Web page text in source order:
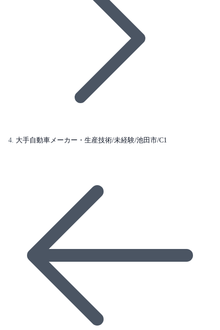
大手自動車メーカー・生産技術/未経験/池田市/C1